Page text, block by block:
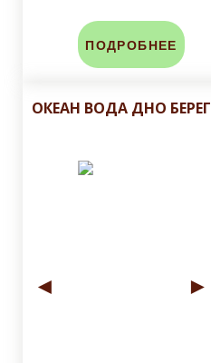
ПОДРОБНЕЕ
ОКЕАН ВОДА ДНО БЕРЕГ
◄ ►